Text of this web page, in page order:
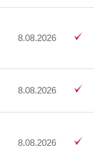
8.08.2026
8.08.2026
8.08.2026